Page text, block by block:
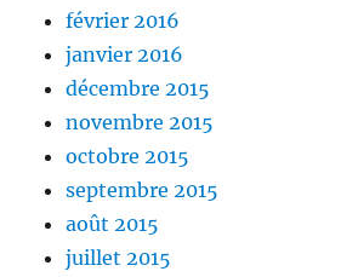
février 2016
janvier 2016
décembre 2015
novembre 2015
octobre 2015
septembre 2015
août 2015
juillet 2015